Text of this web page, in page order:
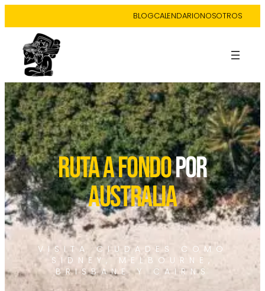
BLOGCALENDARIONOSOTROS
RUTA A FONDOPOR
AUSTRALIA
VISITA CIUDADES COMO
SIDNEY, MELBOURNE,
BRISBANE Y CAIRNS